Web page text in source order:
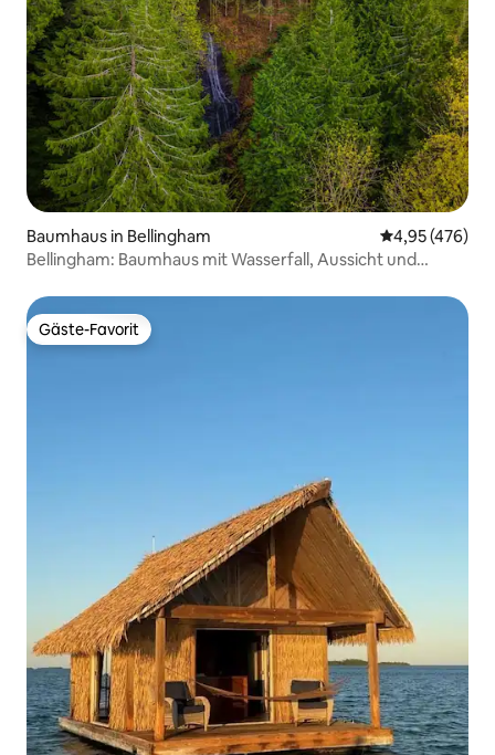
Baumhaus in Bellingham
4,95 (476)
Bellingham: Baumhaus mit Wasserfall, Aussicht und
Gäste-Favorit
Gäste-Favorit